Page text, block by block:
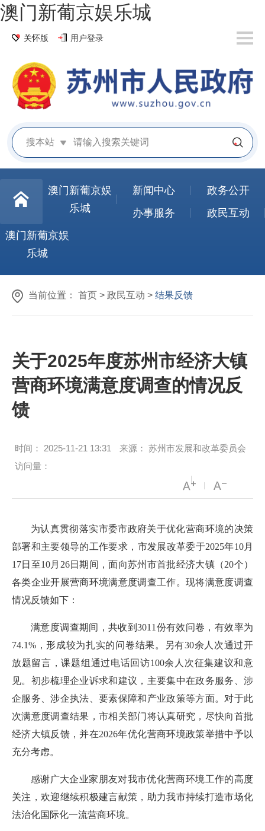
澳门新葡京娱乐城
关怀版 用户登录
搜本站
澳门新葡京娱
乐城
新闻中心
政务公开
办事服务
政民互动
澳门新葡京娱
乐城
当前位置： 首页 > 政民互动 > 结果反馈
关于2025年度苏州市经济大镇
营商环境满意度调查的情况反
馈
时间： 2025-11-21 13:31 来源： 苏州市发展和改革委员会
访问量：
为认真贯彻落实市委市政府关于优化营商环境的决策
部署和主要领导的工作要求，市发展改革委于2025年10月
17日至10月26日期间，面向苏州市首批经济大镇（20个）
各类企业开展营商环境满意度调查工作。现将满意度调查
情况反馈如下：
满意度调查期间，共收到3011份有效问卷，有效率为
74.1%，形成较为扎实的问卷结果。另有30余人次通过开
放题留言，课题组通过电话回访100余人次征集建议和意
见。初步梳理企业诉求和建议，主要集中在政务服务、涉
企服务、涉企执法、要素保障和产业政策等方面。对于此
次满意度调查结果，市相关部门将认真研究，尽快向首批
经济大镇反馈，并在2026年优化营商环境政策举措中予以
充分考虑。
感谢广大企业家朋友对我市优化营商环境工作的高度
关注，欢迎继续积极建言献策，助力我市持续打造市场化
法治化国际化一流营商环境。